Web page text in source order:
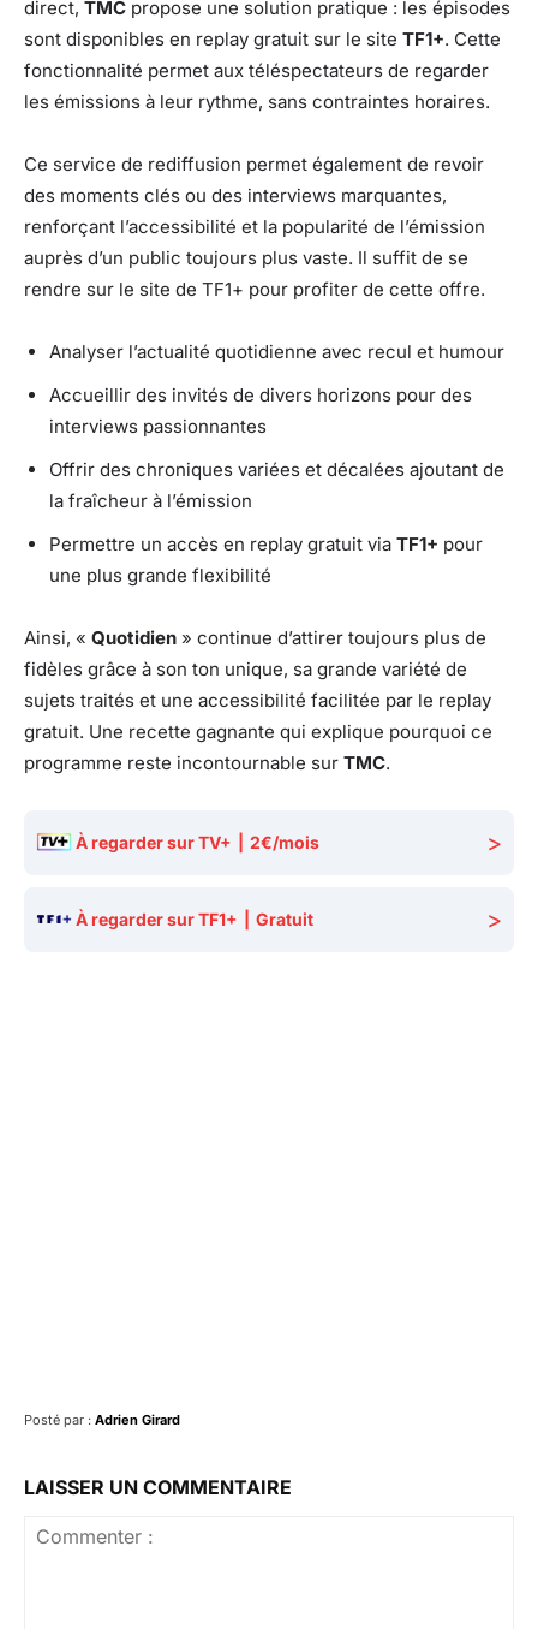
direct, TMC propose une solution pratique : les épisodes
sont disponibles en replay gratuit sur le site TF1+. Cette
fonctionnalité permet aux téléspectateurs de regarder
les émissions à leur rythme, sans contraintes horaires.
Ce service de rediffusion permet également de revoir
des moments clés ou des interviews marquantes,
renforçant l’accessibilité et la popularité de l’émission
auprès d’un public toujours plus vaste. Il suffit de se
rendre sur le site de TF1+ pour profiter de cette offre.
Analyser l’actualité quotidienne avec recul et humour
Accueillir des invités de divers horizons pour des
interviews passionnantes
Offrir des chroniques variées et décalées ajoutant de
la fraîcheur à l’émission
Permettre un accès en replay gratuit via TF1+ pour
une plus grande flexibilité
Ainsi, « Quotidien » continue d’attirer toujours plus de
fidèles grâce à son ton unique, sa grande variété de
sujets traités et une accessibilité facilitée par le replay
gratuit. Une recette gagnante qui explique pourquoi ce
programme reste incontournable sur TMC.
À regarder sur TV+ 2€/mois >
À regarder sur TF1+ Gratuit >
Posté par : Adrien Girard
LAISSER UN COMMENTAIRE